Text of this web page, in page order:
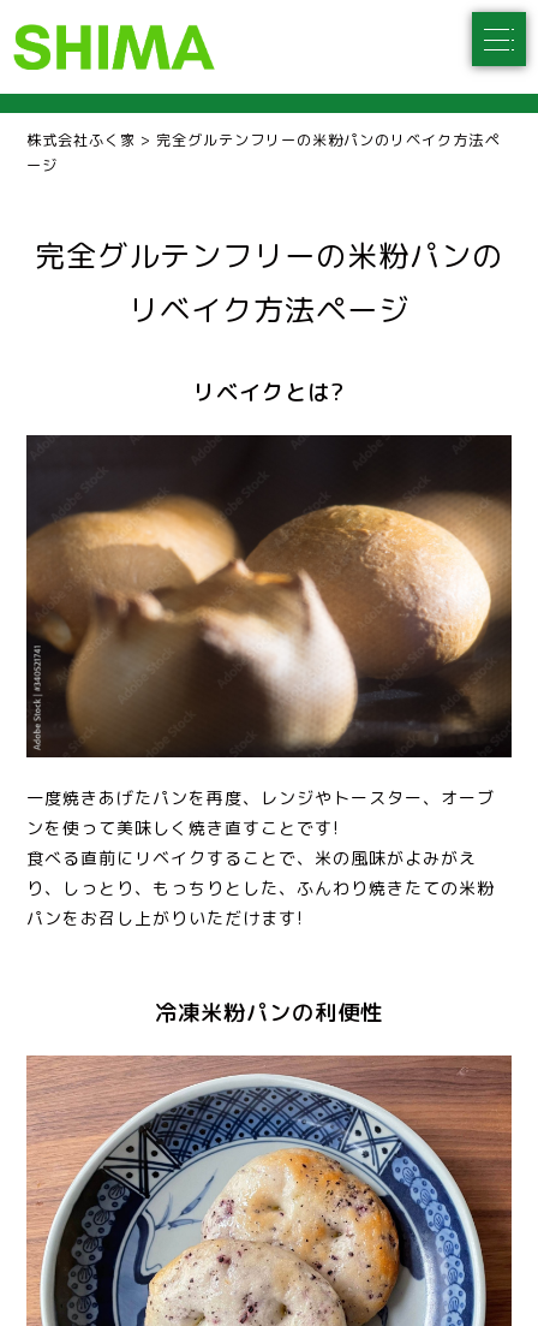
株式会社ふく家 > 完全グルテンフリーの米粉パンのリベイク方法ペ
ージ
完全グルテンフリーの米粉パンの
リベイク方法ページ
リベイクとは?
一度焼きあげたパンを再度、レンジやトースター、オーブ
ンを使って美味しく焼き直すことです!
食べる直前にリベイクすることで、米の風味がよみがえ
り、しっとり、もっちりとした、ふんわり焼きたての米粉
パンをお召し上がりいただけます!
冷凍米粉パンの利便性